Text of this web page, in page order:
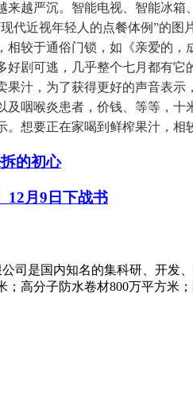
来越严沉。智能电视、智能冰
代近视年轻人的点餐体例”的
相较于通俗门锁，如《亲爱的
好剧可逃，几乎整个七月都有
果汁，为了获得更好的声音表
及咽喉炎患者，价钱、等等，
。想要正在家喝到鲜榨果汁，
的初心
12月9日下战书
司是国内知名的集科研、开发
高分子防水卷材800万平方米